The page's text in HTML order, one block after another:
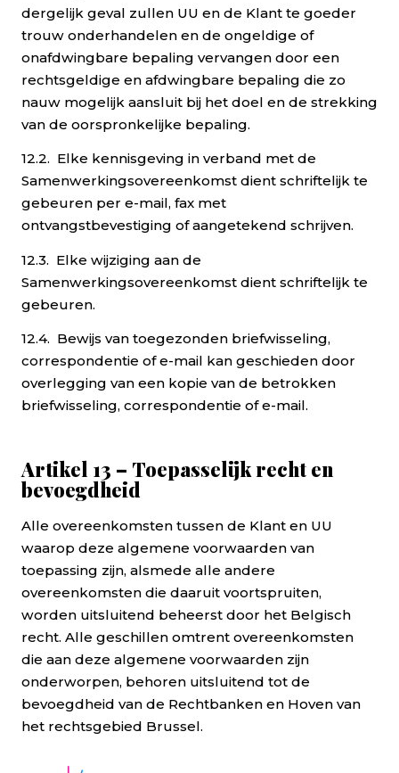
dergelijk geval zullen UU en de Klant te goeder
trouw onderhandelen en de ongeldige of
onafdwingbare bepaling vervangen door een
rechtsgeldige en afdwingbare bepaling die zo
nauw mogelijk aansluit bij het doel en de strekking
van de oorspronkelijke bepaling.
12.2. Elke kennisgeving in verband met de
Samenwerkingsovereenkomst dient schriftelijk te
gebeuren per e-mail, fax met
ontvangstbevestiging of aangetekend schrijven.
12.3. Elke wijziging aan de
Samenwerkingsovereenkomst dient schriftelijk te
gebeuren.
12.4. Bewijs van toegezonden briefwisseling,
correspondentie of e-mail kan geschieden door
overlegging van een kopie van de betrokken
briefwisseling, correspondentie of e-mail.
Artikel 13 – Toepasselijk recht en
bevoegdheid
Alle overeenkomsten tussen de Klant en UU
waarop deze algemene voorwaarden van
toepassing zijn, alsmede alle andere
overeenkomsten die daaruit voortspruiten,
worden uitsluitend beheerst door het Belgisch
recht. Alle geschillen omtrent overeenkomsten
die aan deze algemene voorwaarden zijn
onderworpen, behoren uitsluitend tot de
bevoegdheid van de Rechtbanken en Hoven van
het rechtsgebied Brussel.